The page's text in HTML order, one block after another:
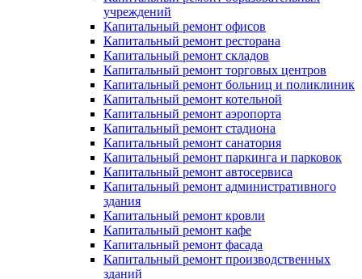
учреждений
Капитальный ремонт офисов
Капитальный ремонт ресторана
Капитальный ремонт складов
Капитальный ремонт торговых центров
Капитальный ремонт больниц и поликлиник
Капитальный ремонт котельной
Капитальный ремонт аэропорта
Капитальный ремонт стадиона
Капитальный ремонт санатория
Капитальный ремонт паркинга и парковок
Капитальный ремонт автосервиса
Капитальный ремонт административного
здания
Капитальный ремонт кровли
Капитальный ремонт кафе
Капитальный ремонт фасада
Капитальный ремонт производственных
зданий